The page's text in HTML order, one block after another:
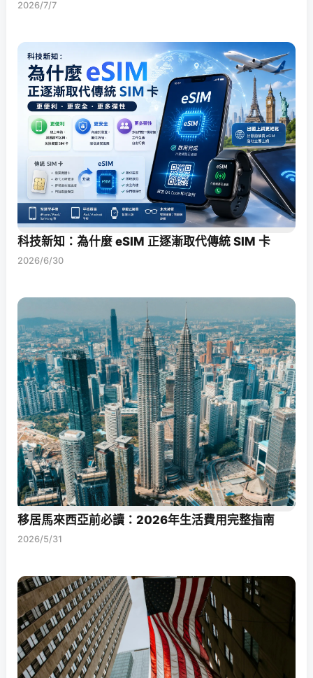
2026/7/7
科技新知：為什麼 eSIM 正逐漸取代傳統 SIM 卡
2026/6/30
移居馬來西亞前必讀：2026年生活費用完整指南
2026/5/31